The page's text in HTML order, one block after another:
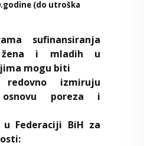
(do utroška
sufinansiranja
žena i mladih u
mogu biti
izmiruju
poreza i
Federaciji BiH za